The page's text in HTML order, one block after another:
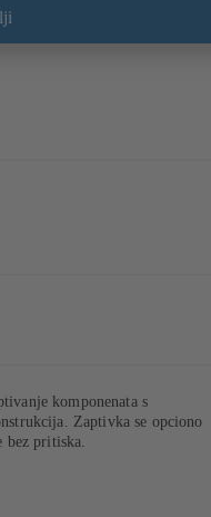
komponenata s
Zaptivka se opciono
bez pritiska.